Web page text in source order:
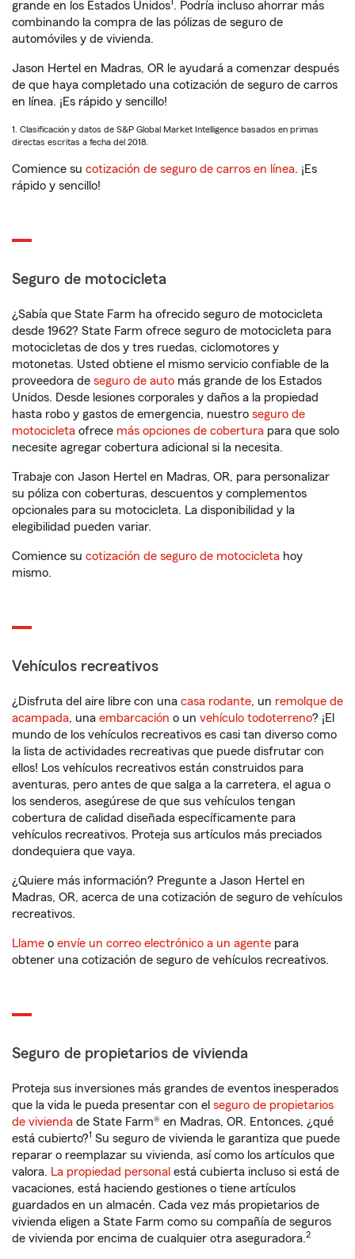
grande en los Estados Unidos . Podría incluso ahorrar más
combinando la compra de las pólizas de seguro de
automóviles y de vivienda.
Jason Hertel en Madras, OR le ayudará a comenzar después
de que haya completado una cotización de seguro de carros
en línea. ¡Es rápido y sencillo!
1. Clasificación y datos de S&P Global Market Intelligence basados en primas
directas escritas a fecha del 2018.
Comience su cotización de seguro de carros en línea. ¡Es
rápido y sencillo!
Seguro de motocicleta
¿Sabía que State Farm ha ofrecido seguro de motocicleta
desde 1962? State Farm ofrece seguro de motocicleta para
motocicletas de dos y tres ruedas, ciclomotores y
motonetas. Usted obtiene el mismo servicio confiable de la
proveedora de seguro de auto más grande de los Estados
Unidos. Desde lesiones corporales y daños a la propiedad
hasta robo y gastos de emergencia, nuestro seguro de
motocicleta ofrece más opciones de cobertura para que solo
necesite agregar cobertura adicional si la necesita.
Trabaje con Jason Hertel en Madras, OR, para personalizar
su póliza con coberturas, descuentos y complementos
opcionales para su motocicleta. La disponibilidad y la
elegibilidad pueden variar.
Comience su cotización de seguro de motocicleta hoy
mismo.
Vehículos recreativos
¿Disfruta del aire libre con una casa rodante, un remolque de
acampada, una embarcación o un vehículo todoterreno? ¡El
mundo de los vehículos recreativos es casi tan diverso como
la lista de actividades recreativas que puede disfrutar con
ellos! Los vehículos recreativos están construidos para
aventuras, pero antes de que salga a la carretera, el agua o
los senderos, asegúrese de que sus vehículos tengan
cobertura de calidad diseñada específicamente para
vehículos recreativos. Proteja sus artículos más preciados
dondequiera que vaya.
¿Quiere más información? Pregunte a Jason Hertel en
Madras, OR, acerca de una cotización de seguro de vehículos
recreativos.
Llame o envíe un correo electrónico a un agente para
obtener una cotización de seguro de vehículos recreativos.
Seguro de propietarios de vivienda
Proteja sus inversiones más grandes de eventos inesperados
que la vida le pueda presentar con el seguro de propietarios
de vivienda de State Farm® en Madras, OR. Entonces, ¿qué
está cubierto?1 Su seguro de vivienda le garantiza que puede
reparar o reemplazar su vivienda, así como los artículos que
valora. La propiedad personal está cubierta incluso si está de
vacaciones, está haciendo gestiones o tiene artículos
guardados en un almacén. Cada vez más propietarios de
vivienda eligen a State Farm como su compañía de seguros
de vivienda por encima de cualquier otra aseguradora.2